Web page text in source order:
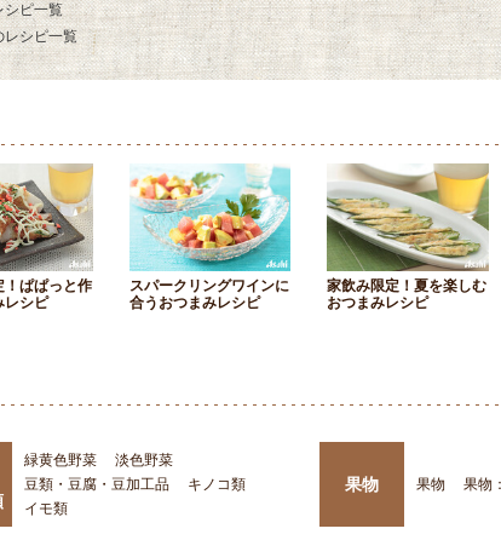
シピ一覧
レシピ一覧
！ぱぱっと作
レシピ
スパークリングワインに
合うおつまみレシピ
家飲み限定！夏を楽しむ
おつまみレシピ
緑黄色野菜
淡色野菜
豆類・豆腐・豆加工品
キノコ類
イモ類
果物 果物 果物